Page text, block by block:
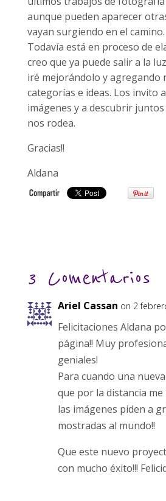
aunque pueden aparecer
vayan surgiendo en el camino.
Todavía está en proceso de
creo que ya puede salir a la
iré mejorándolo y agregando
categorías e ideas. Los invito
imágenes y a descubrir
nos rodea.
Gracias!!
Aldana
3 Comentarios
Ariel Cassan on 2
Felicitaciones Aldana
página!! Muy
geniales!
Para cuando una
que por la distancia
las imágenes piden a
mostradas al mundo!!
Que este nuevo
con mucho éxito!!!